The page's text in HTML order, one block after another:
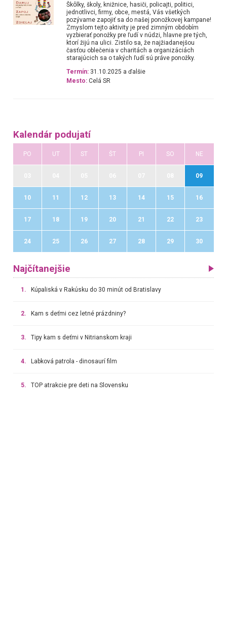
Škôlky, školy, knižnice, hasiči, policajti, politici,
jednotlivci, firmy, obce, mestá, Vás všetkých
pozývame zapojiť sa do našej ponožkovej kampane!
Zmyslom tejto aktivity je pred zimným obdobím
vyzbierať ponožky pre ľudí v núdzi, hlavne pre tých,
ktorí žijú na ulici. Zistilo sa, že najžiadanejšou
časťou oblečenia v charitách a organizáciách
starajúcich sa o takých ľudí sú práve ponožky.
Termín: 31.10.2025 a ďalšie
Mesto: Celá SR
Kalendár podujatí
PO UT ST ŠT PI SO NE
09
10 11 12 13 14 15 16
17 18 19 20 21 22 23
24 25 26 27 28 29 30
Najčítanejšie
1. Kúpaliská v Rakúsku do 30 minút od Bratislavy
2. Kam s deťmi cez letné prázdniny?
3. Tipy kam s deťmi v Nitrianskom kraji
4. Labková patrola - dinosaurí film
5. TOP atrakcie pre deti na Slovensku